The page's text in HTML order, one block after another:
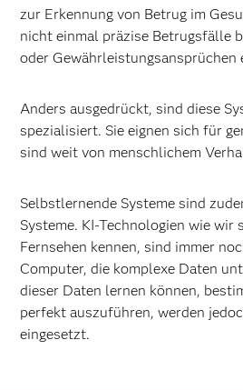
zur Erkennung von Betrug im
nicht einmal präzise Betrugsfälle
oder Gewährleistungsansprüchen
Anders ausgedrückt, sind diese
spezialisiert. Sie eignen sich für
sind weit von menschlichem
Selbstlernende Systeme sind
Systeme. KI-Technologien wie wir
Fernsehen kennen, sind immer
Computer, die komplexe Daten
dieser Daten lernen können,
perfekt auszuführen, werden
eingesetzt.